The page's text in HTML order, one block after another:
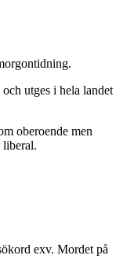
utges i hela landet
oberoende men
liberal.
exv. Mordet på